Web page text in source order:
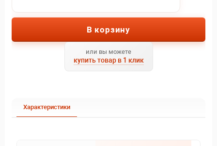
В корзину
или вы можете
купить товар в 1 клик
Характеристики